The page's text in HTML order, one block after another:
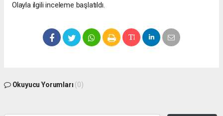
Olayla ilgili inceleme başlatıldı.
Okuyucu Yorumları (0)